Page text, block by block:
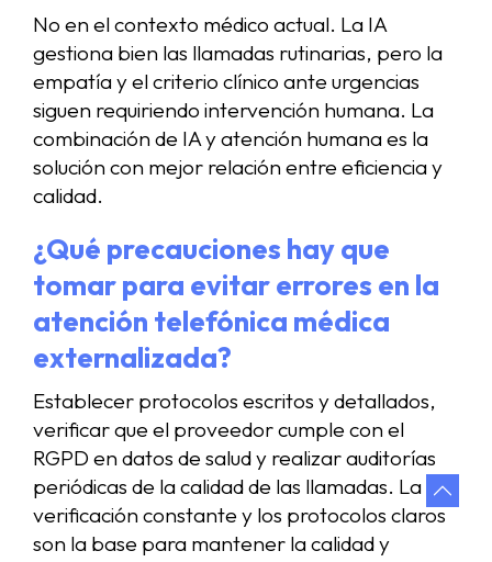
No en el contexto médico actual. La IA
gestiona bien las llamadas rutinarias, pero la
empatía y el criterio clínico ante urgencias
siguen requiriendo intervención humana. La
combinación de IA y atención humana es la
solución con mejor relación entre eficiencia y
calidad.
¿Qué precauciones hay que
tomar para evitar errores en la
atención telefónica médica
externalizada?
Establecer protocolos escritos y detallados,
verificar que el proveedor cumple con el
RGPD en datos de salud y realizar auditorías
periódicas de la calidad de las llamadas. La
verificación constante y los protocolos claros
son la base para mantener la calidad y